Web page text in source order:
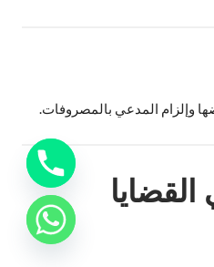
وإلزام المدعي بالمصروفات.